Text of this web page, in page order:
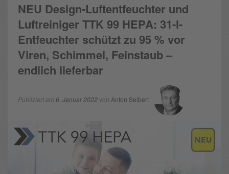
NEU Design-Luftentfeuchter und
Luftreiniger TTK 99 HEPA: 31-l-
Entfeuchter schützt zu 95 % vor
Viren, Schimmel, Feinstaub –
endlich lieferbar
Publiziert am 6. Januar 2022von Anton Seibert